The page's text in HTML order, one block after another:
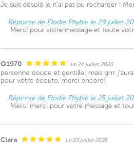
Je suis désolé je n’ai pas pu recharger !
Réponse de Elodie Phybie le 29 juillet
Merci pour votre message et toute
Q1970 Le 24 juillet 2026
personne douce et gentille; mais grrr
pour votre écoute, merci encore!
Réponse de Elodie Phybie le 25 juillet
Merci merci pour votre message et
Clara Le 23 juillet 2026